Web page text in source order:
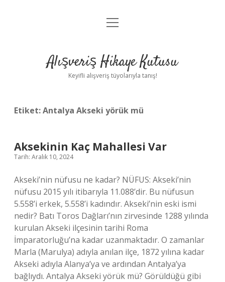
Anasayfa
Yasal Uyarı
menüyü
Alışveriş Hikaye Kutusu
Keyifli alışveriş tüyolarıyla tanış!
Etiket:Antalya Akseki yörük mü
Aksekinin Kaç Mahallesi Var
Tarih: Aralık 10, 2024
Akseki’nin nüfusu ne kadar? NÜFUS: Akseki’nin
nüfusu 2015 yılı itibarıyla 11.088’dir. Bu nüfusun
5.558’i erkek, 5.558’i kadındır. Akseki’nin eski ismi
nedir? Batı Toros Dağları’nın zirvesinde 1288 yılında
kurulan Akseki ilçesinin tarihi Roma
İmparatorluğu’na kadar uzanmaktadır. O zamanlar
Marla (Marulya) adıyla anılan ilçe, 1872 yılına kadar
Akseki adıyla Alanya’ya ve ardından Antalya’ya
bağlıydı. Antalya Akseki yörük mü? Görüldüğü gibi